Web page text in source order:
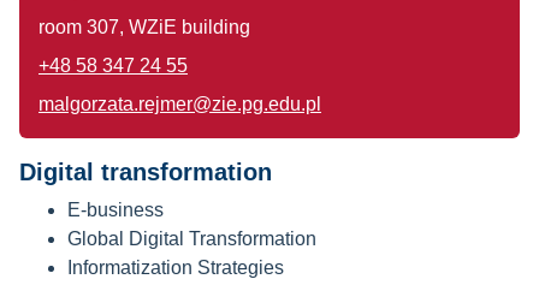
room 307, WZiE building
+48 58 347 24 55
malgorzata.rejmer@zie.pg.edu.pl
Digital transformation
E-business
Global Digital Transformation
Informatization Strategies